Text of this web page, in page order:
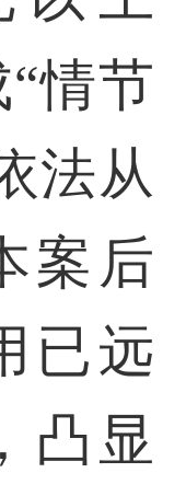
情节
法从
案后
已远
凸显